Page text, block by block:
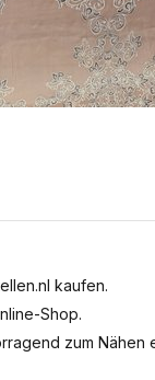
kaufen.
Shop.
zum Nähen